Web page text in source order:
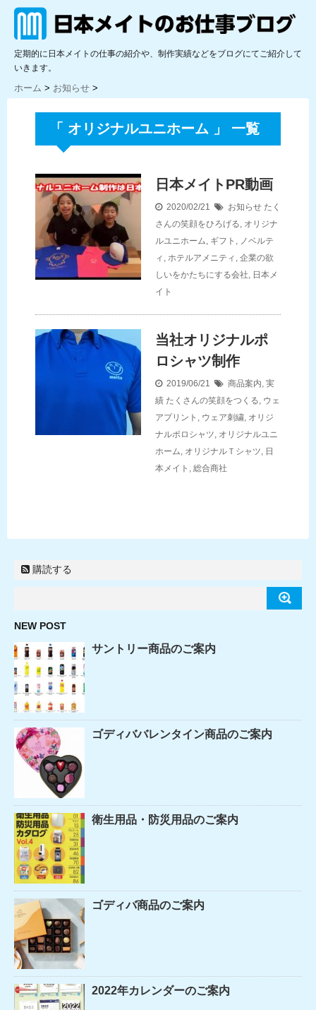
定期的に日本メイトの仕事の紹介や、制作実績などをブログにてご紹介して
いきます。
ホーム > お知らせ >
「 オリジナルユニホーム 」 一覧
日本メイトPR動画
2020/02/21 お知らせ たく
さんの笑顔をひろげる オリジナ
ルユニホーム ギフト
ノベルテ
ィ
ホテルアメニティ 企業の欲
しいをかたちにする会社
日本メ
イト
当社オリジナルポ
ロシャツ制作
2019/06/21 商品案内 実
績 たくさんの笑顔をつくる ウェ
アプリント
ウェア刺繍 オリジ
ナルポロシャツ オリジナルユニ
ホーム オリジナルＴシャツ
日
本メイト
総合商社
購読する
NEW POST
サントリー商品のご案内
ゴディババレンタイン商品のご案内
衛生用品・防災用品のご案内
ゴディバ商品のご案内
2022年カレンダーのご案内